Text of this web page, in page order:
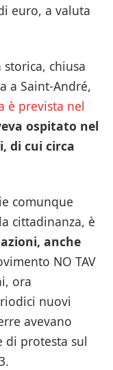
euro, a valuta
storica, chiusa
a Saint-André,
è prevista nel
ospitato nel
di cui circa
comunque
cittadinanza, è
anche
NO TAV
ora
nuovi
avevano
di protesta sul